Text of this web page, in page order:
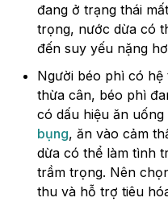
đang ở trạng thái
trọng, nước dừa có
đến suy yếu nặng
Người béo phì có
thừa cân, béo phì
có dấu hiệu ăn
bụng, ăn vào cảm
dừa có thể làm tình
trầm trọng. Nên
thu và hỗ trợ tiêu